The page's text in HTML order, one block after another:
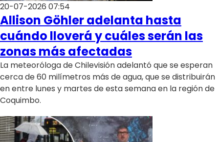
20-07-2026 07:54
Allison Göhler adelanta hasta
cuándo lloverá y cuáles serán las
zonas más afectadas
La meteoróloga de Chilevisión adelantó que se esperan
cerca de 60 milímetros más de agua, que se distribuirán
en entre lunes y martes de esta semana en la región de
Coquimbo.